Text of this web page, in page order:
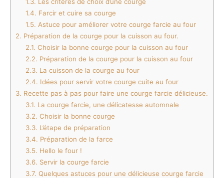
1.4. Farcir et cuire sa courge
1.5. Astuce pour améliorer votre courge farcie au four
2. Préparation de la courge pour la cuisson au four.
2.1. Choisir la bonne courge pour la cuisson au four
2.2. Préparation de la courge pour la cuisson au four
2.3. La cuisson de la courge au four
2.4. Idées pour servir votre courge cuite au four
3. Recette pas à pas pour faire une courge farcie délicieuse.
3.1. La courge farcie, une délicatesse automnale
3.2. Choisir la bonne courge
3.3. L’étape de préparation
3.4. Préparation de la farce
3.5. Hello le four !
3.6. Servir la courge farcie
3.7. Quelques astuces pour une délicieuse courge farcie